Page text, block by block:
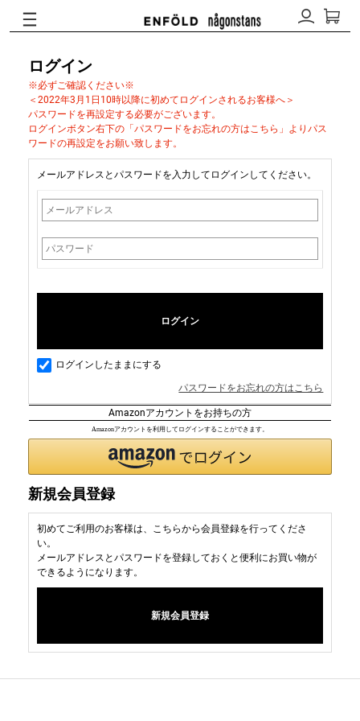
ログイン
※必ずご確認ください※
＜2022年3月1日10時以降に初めてログインされるお客様へ＞
パスワードを再設定する必要がございます。
ログインボタン右下の「パスワードをお忘れの方はこちら」よりパス
ワードの再設定をお願い致します。
メールアドレスとパスワードを入力してログインしてください。
ログインしたままにする
パスワードをお忘れの方はこちら
Amazonアカウントをお持ちの方
Amazonアカウントを利用してログインすることができます。
新規会員登録
初めてご利用のお客様は、こちらから会員登録を行ってくださ
い。
メールアドレスとパスワードを登録しておくと便利にお買い物が
できるようになります。